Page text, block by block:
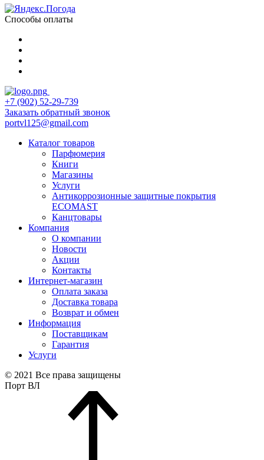
Способы оплаты
+7 (902) 52-29-739
Заказать обратный звонок
portvl125@gmail.com
Каталог товаров
Парфюмерия
Книги
Магазины
Услуги
Антикоррозионные защитные покрытия
ECOMAST
Канцтовары
Компания
О компании
Новости
Акции
Контакты
Интернет-магазин
Оплата заказа
Доставка товара
Возврат и обмен
Информация
Поставщикам
Гарантия
Услуги
© 2021 Все права защищены
Порт ВЛ